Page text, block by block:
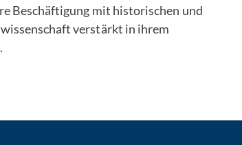
Beschäftigung mit historischen und
verstärkt in ihrem
kontaktieren